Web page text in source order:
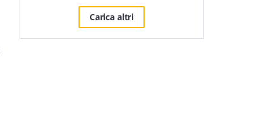
Carica altri